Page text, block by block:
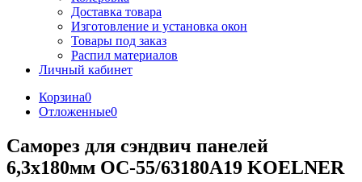
Доставка товара
Изготовление и установка окон
Товары под заказ
Распил материалов
Личный кабинет
Корзина0
Отложенные0
Саморез для сэндвич панелей
6,3х180мм OC-55/63180A19 KOELNER